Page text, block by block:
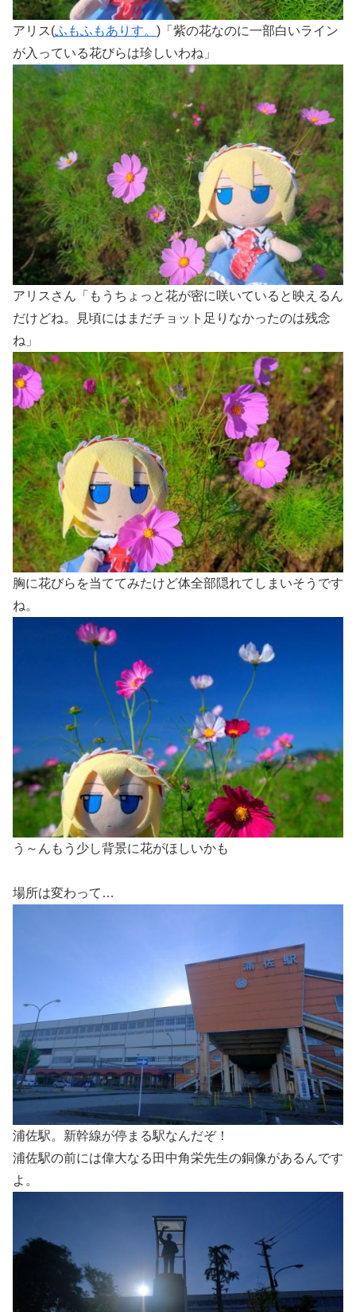
アリス(ふもふもありす。 )「紫の花なのに一部白いライン
が入っている花びらは珍しいわね」
アリスさん「もうちょっと花が密に咲いていると映えるん
だけどね。見頃にはまだチョット足りなかったのは残念
ね」
胸に花びらを当ててみたけど体全部隠れてしまいそうです
ね。
う～んもう少し背景に花がほしいかも
場所は変わって…
浦佐駅。新幹線が停まる駅なんだぞ！
浦佐駅の前には偉大なる田中角栄先生の銅像があるんです
よ。